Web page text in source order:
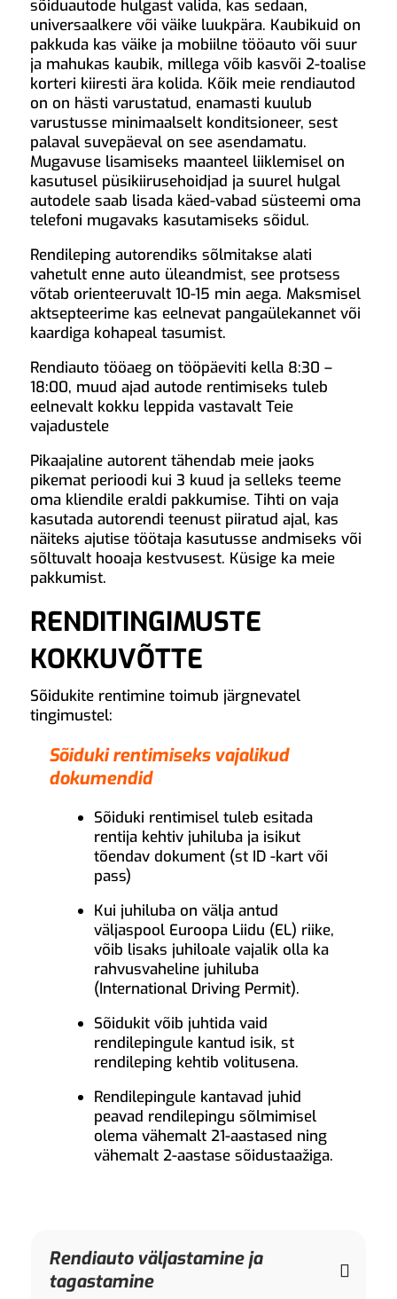
sõiduautode hulgast valida, kas sedaan,
universaalkere või väike luukpära. Kaubikuid on
pakkuda kas väike ja mobiilne tööauto või suur
ja mahukas kaubik, millega võib kasvõi 2-toalise
korteri kiiresti ära kolida. Kõik meie rendiautod
on on hästi varustatud, enamasti kuulub
varustusse minimaalselt konditsioneer, sest
palaval suvepäeval on see asendamatu.
Mugavuse lisamiseks maanteel liiklemisel on
kasutusel püsikiirusehoidjad ja suurel hulgal
autodele saab lisada käed-vabad süsteemi oma
telefoni mugavaks kasutamiseks sõidul.
Rendileping autorendiks sõlmitakse alati
vahetult enne auto üleandmist, see protsess
võtab orienteeruvalt 10-15 min aega. Maksmisel
aktsepteerime kas eelnevat pangaülekannet või
kaardiga kohapeal tasumist.
Rendiauto tööaeg on tööpäeviti kella 8:30 –
18:00, muud ajad autode rentimiseks tuleb
eelnevalt kokku leppida vastavalt Teie
vajadustele
Pikaajaline autorent tähendab meie jaoks
pikemat perioodi kui 3 kuud ja selleks teeme
oma kliendile eraldi pakkumise. Tihti on vaja
kasutada autorendi teenust piiratud ajal, kas
näiteks ajutise töötaja kasutusse andmiseks või
sõltuvalt hooaja kestvusest. Küsige ka meie
pakkumist.
RENDITINGIMUSTE
KOKKUVÕTTE
Sõidukite rentimine toimub järgnevatel
tingimustel:
Sõiduki rentimiseks vajalikud
dokumendid
Sõiduki rentimisel tuleb esitada
rentija kehtiv juhiluba ja isikut
tõendav dokument (st ID -kart või
pass)
Kui juhiluba on välja antud
väljaspool Euroopa Liidu (EL) riike,
võib lisaks juhiloale vajalik olla ka
rahvusvaheline juhiluba
(International Driving Permit).
Sõidukit võib juhtida vaid
rendilepingule kantud isik, st
rendileping kehtib volitusena.
Rendilepingule kantavad juhid
peavad rendilepingu sõlmimisel
olema vähemalt 21-aastased ning
vähemalt 2-aastase sõidustaažiga.
Rendiauto väljastamine ja
tagastamine